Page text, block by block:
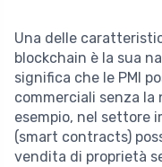
Una delle
blockchain è la sua
significa che le PMI
commerciali senza
esempio, nel settore
(smart contracts)
vendita di proprietà